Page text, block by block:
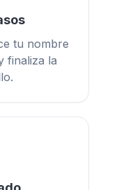
tu nombre
finaliza la